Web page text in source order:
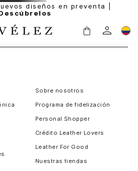
diseños en preventa |
Sobre nosotros
Programa de fidelización
Personal Shopper
Crédito Leather Lovers
Leather For Good
Nuestras tiendas